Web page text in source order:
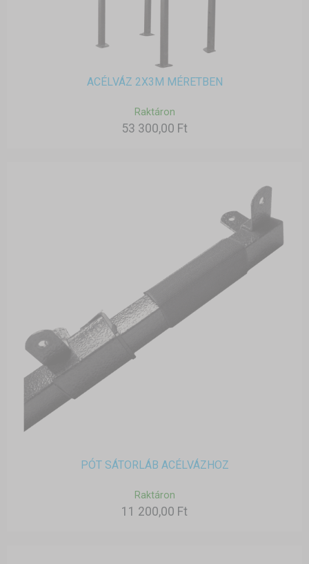
ACÉLVÁZ 2X3M MÉRETBEN
Raktáron
53 300,00 Ft
PÓT SÁTORLÁB ACÉLVÁZHOZ
Raktáron
11 200,00 Ft